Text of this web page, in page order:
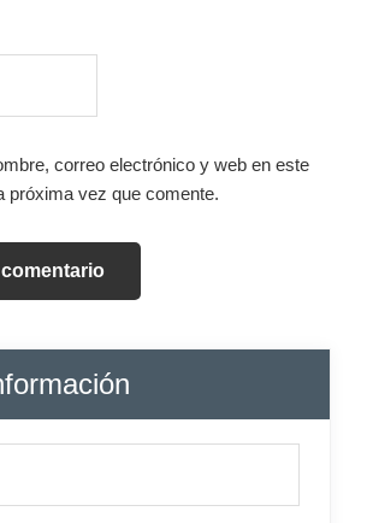
correo electrónico y web en este
próxima vez que comente.